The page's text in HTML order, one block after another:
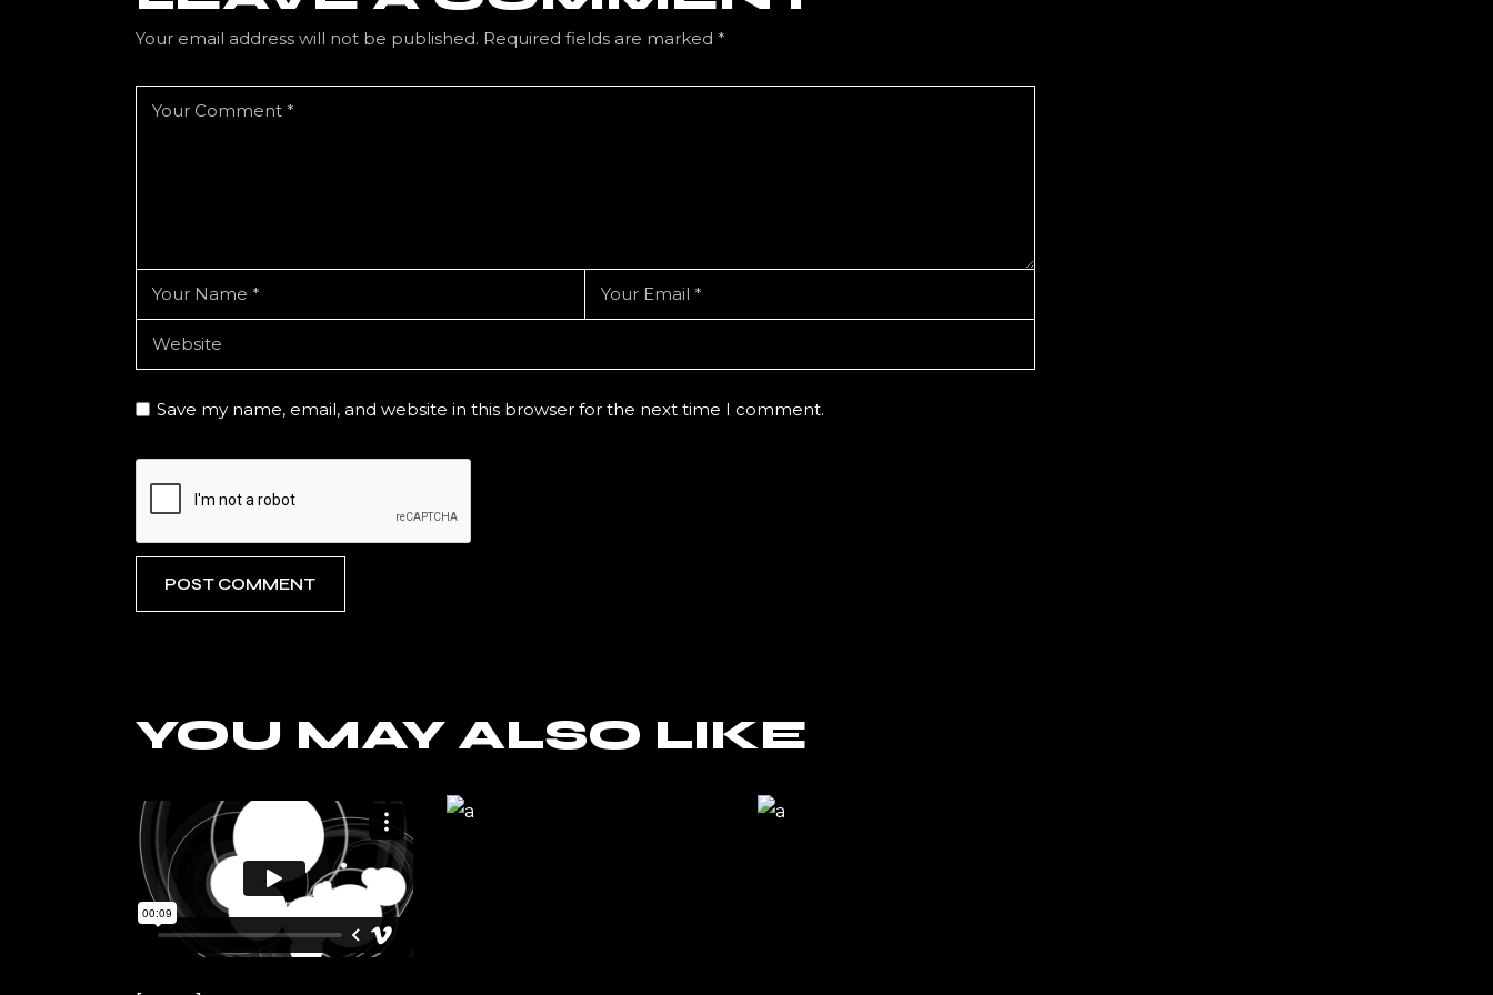
Your email address will not be published. Required fields are marked *
Save my name, email, and website in this browser for the next time I comment.
POST COMMENT
YOU MAY ALSO LIKE